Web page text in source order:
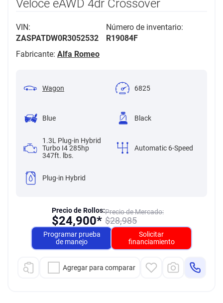
Veloce eAWD 4dr Crossover
VIN:
ZASPATDW0R3052532
Número de inventario:
R19084F
Fabricante: Alfa Romeo
Wagon 6825
Blue Black
1.3L Plug-in Hybrid
Turbo I4 285hp
347ft. lbs.
Automatic 6-Speed
Plug-in Hybrid
Precio de Mercado:
$28,985
Precio de Rollos:
$24,900*
Programar prueba
de manejo
Solicitar
financiamiento
Agregar para comparar